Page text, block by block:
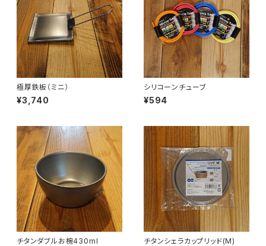
極厚鉄板（ミニ）
¥3,740
シリコーンチューブ
¥594
チタンダブルお椀430ml チタンシェラカップリッド(M)